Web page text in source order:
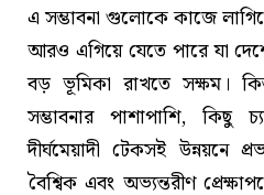
এ সম্ভাবনা গুলোকে কাজে
আরও এগিয়ে যেতে পারে যা
বড় ভূমিকা রাখতে সক্ষম।
সম্ভাবনার পাশাপাশি, কিছু
দীর্ঘমেয়াদী টেকসই উন্নয়নে
বৈশ্বিক এবং অভ্যন্তরীণ